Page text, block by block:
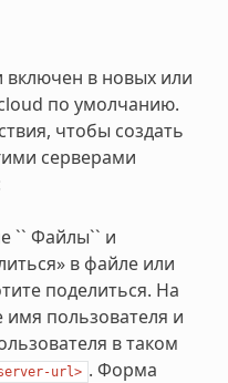
в новых или
по умолчанию.
чтобы создать
серверами
`` Файлы`` и
в файле или
поделиться. На
имя пользователя и
в таком
server-url> . Форма